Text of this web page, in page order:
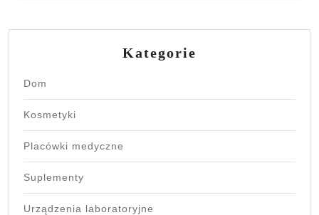
Kategorie
Dom
Kosmetyki
Placówki medyczne
Suplementy
Urządzenia laboratoryjne